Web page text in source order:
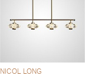
NICOL LONG